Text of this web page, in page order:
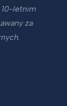
10-letnim
za